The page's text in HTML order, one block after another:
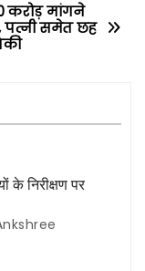
करोड़ मांगने
पत्नी समेत छह
के निरीक्षण पर